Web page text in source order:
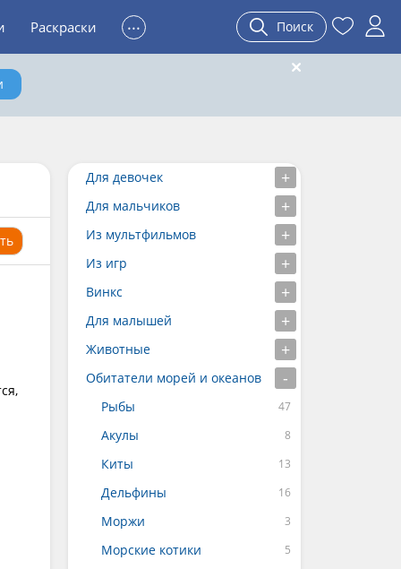
Раскраски ... Поиск
Для девочек
Для мальчиков
Из мультфильмов
Из игр
Винкс
Для малышей
Животные
Обитатели морей и океанов
Рыбы
Акулы
Киты
Дельфины
Моржи
Морские котики